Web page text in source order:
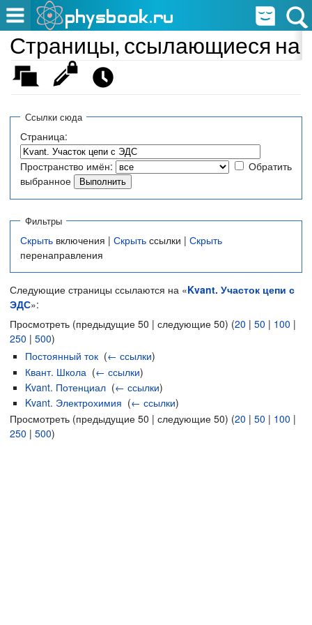
Страницы, ссылающиеся на
Ссылки сюда
Страница:
Пространство имён:
Обратить
выбранное
Фильтры
Скрыть включения | Скрыть ссылки | Скрыть
перенаправления
Следующие страницы ссылаются на «Kvant. Участок цепи с
ЭДС»:
Просмотреть (предыдущие 50 | следующие 50) (20 | 50 | 100 |
250 | 500)
Постоянный ток (← ссылки)
Квант. Школа (← ссылки)
Kvant. Потенциал (← ссылки)
Kvant. Электрохимия (← ссылки)
Просмотреть (предыдущие 50 | следующие 50) (20 | 50 | 100 |
250 | 500)